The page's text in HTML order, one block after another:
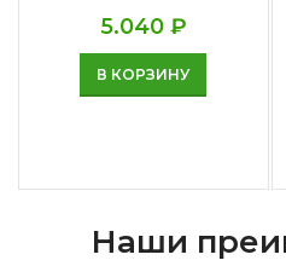
5.040 ₽
В КОРЗИНУ
Наши